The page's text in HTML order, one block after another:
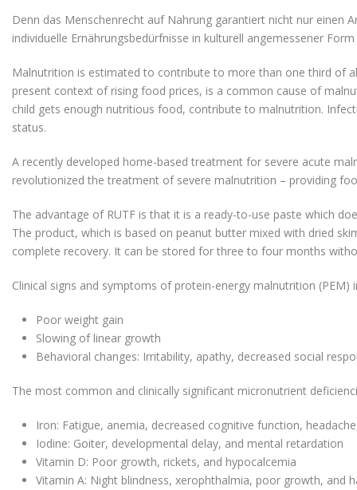
Denn das Menschenrecht auf Nahrung garantiert nicht nur einen
individuelle Ernährungsbedürfnisse in kulturell angemessener
Malnutrition is estimated to contribute to more than one third of
present context of rising food prices, is a common cause of
child gets enough nutritious food, contribute to malnutrition.
status.
A recently developed home-based treatment for severe acute
revolutionized the treatment of severe malnutrition – providing
The advantage of RUTF is that it is a ready-to-use paste which
The product, which is based on peanut butter mixed with dried
complete recovery. It can be stored for three to four months
Clinical signs and symptoms of protein-energy malnutrition (PEM)
Poor weight gain
Slowing of linear growth
Behavioral changes: Irritability, apathy, decreased social
The most common and clinically significant micronutrient
Iron: Fatigue, anemia, decreased cognitive function,
Iodine: Goiter, developmental delay, and mental retardation
Vitamin D: Poor growth, rickets, and hypocalcemia
Vitamin A: Night blindness, xerophthalmia, poor growth, and